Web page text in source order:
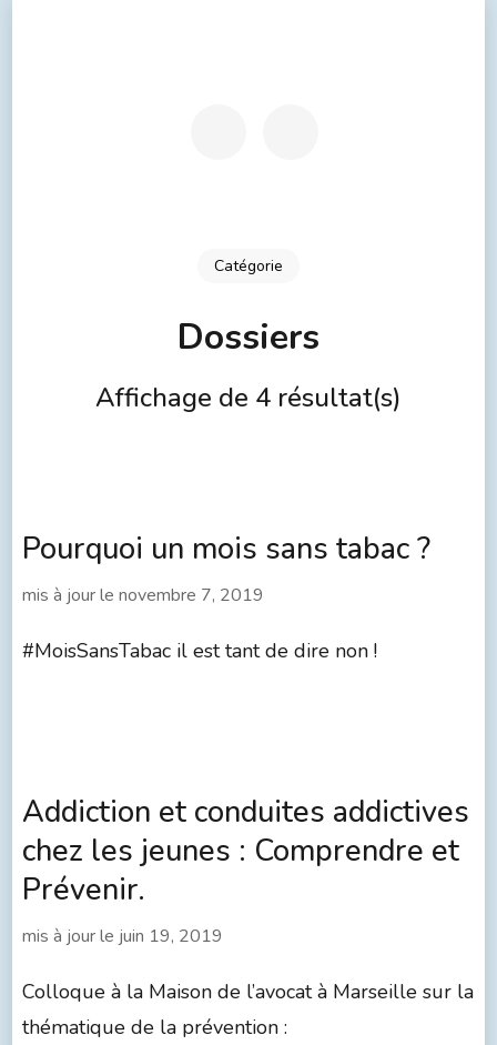
Catégorie
Dossiers
Affichage de 4 résultat(s)
Pourquoi un mois sans tabac ?
mis à jour le novembre 7, 2019
#MoisSansTabac il est tant de dire non !
Addiction et conduites addictives
chez les jeunes : Comprendre et
Prévenir.
mis à jour le juin 19, 2019
Colloque à la Maison de l’avocat à Marseille sur la
thématique de la prévention :